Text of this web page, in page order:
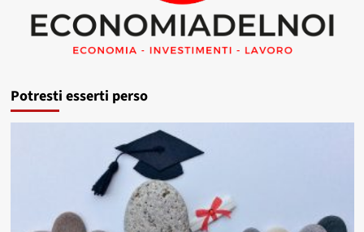
Potresti esserti perso